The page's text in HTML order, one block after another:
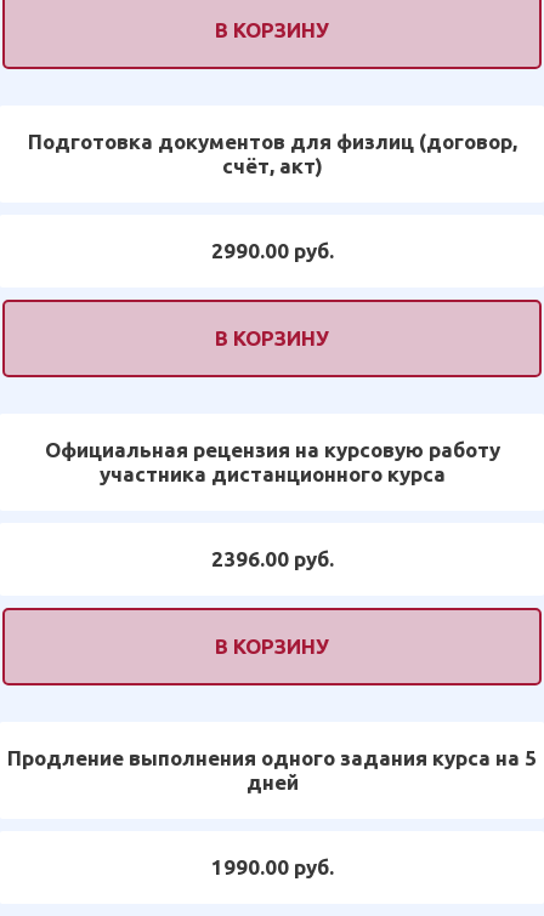
В КОРЗИНУ
Подготовка документов для физлиц (договор,
счёт, акт)
2990.00 руб.
В КОРЗИНУ
Официальная рецензия на курсовую работу
участника дистанционного курса
2396.00 руб.
В КОРЗИНУ
Продление выполнения одного задания курса на 5
дней
1990.00 руб.